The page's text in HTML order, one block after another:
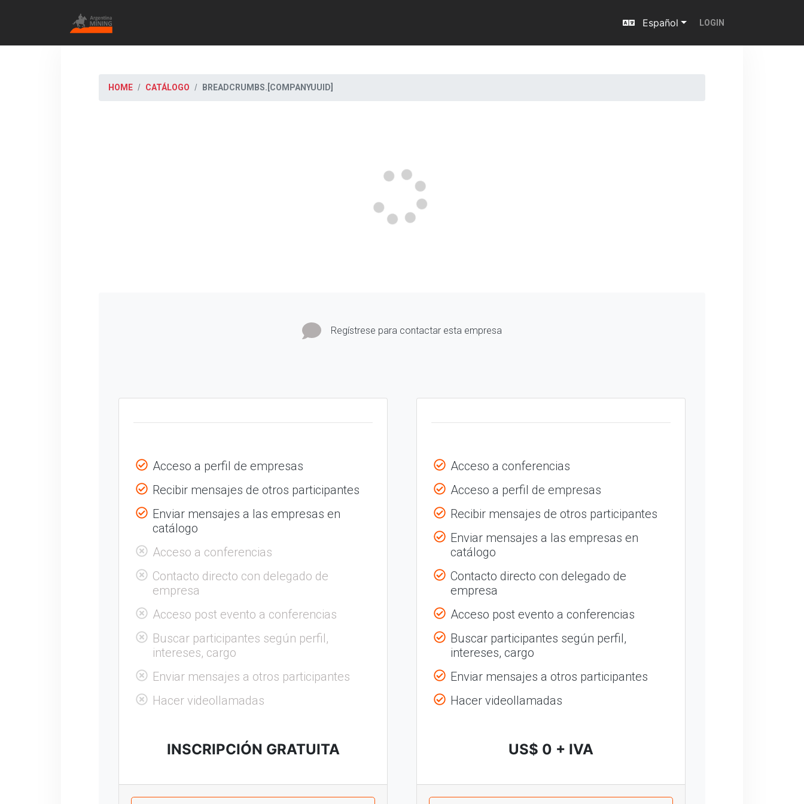
Español LOGIN
HOME CATÁLOGO BREADCRUMBS.[COMPANYUUID]
Regístrese para contactar esta empresa
Acceso a perfil de empresas
Recibir mensajes de otros participantes
Enviar mensajes a las empresas en
catálogo
Acceso a conferencias
Contacto directo con delegado de
empresa
Acceso post evento a conferencias
Buscar participantes según perfil,
intereses, cargo
Enviar mensajes a otros participantes
Hacer videollamadas
INSCRIPCIÓN GRATUITA
Acceso a conferencias
Acceso a perfil de empresas
Recibir mensajes de otros participantes
Enviar mensajes a las empresas en
catálogo
Contacto directo con delegado de
empresa
Acceso post evento a conferencias
Buscar participantes según perfil,
intereses, cargo
Enviar mensajes a otros participantes
Hacer videollamadas
US$ 0 + IVA